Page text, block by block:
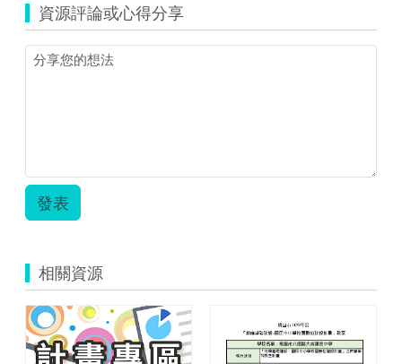
充
資
料
自
資源評論或心得分享
發表
相關資源